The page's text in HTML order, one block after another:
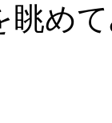
眺め